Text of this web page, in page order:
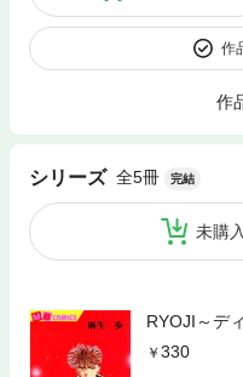
作
作
シリーズ 全5冊 完結
未購
RYOJI～デ
330